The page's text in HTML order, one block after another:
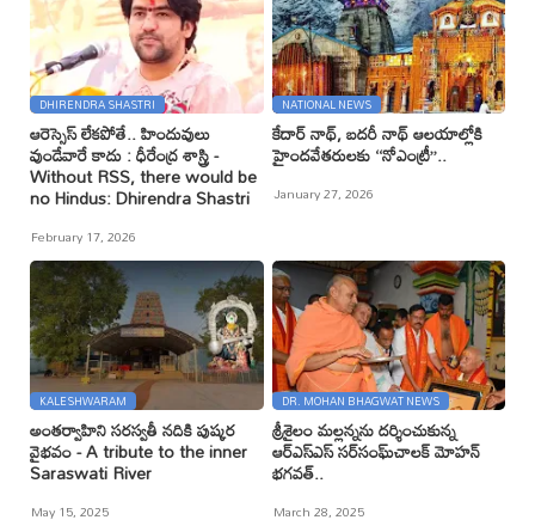
DHIRENDRA SHASTRI
ఆరెస్సెస్ లేకపోతే.. హిందువులు
వుండేవారే కాదు : ధీరేంద్ర శాస్త్రి -
Without RSS, there would be
no Hindus: Dhirendra Shastri
February 17, 2026
NATIONAL NEWS
కేదార్ నాథ్, బదరీ నాథ్ ఆలయాల్లోకి
హైందవేతరులకు ‘‘నోఎంట్రీ’’..
January 27, 2026
KALESHWARAM
అంతర్వాహిని సరస్వతీ నదికి పుష్కర
వైభవం - A tribute to the inner
Saraswati River
May 15, 2025
DR. MOHAN BHAGWAT NEWS
శ్రీశైలం మల్లన్నను దర్శించుకున్న
ఆర్ఎస్ఎస్ సర్‌సంఘ్‌చాలక్ మోహన్
భగవత్..
March 28, 2025